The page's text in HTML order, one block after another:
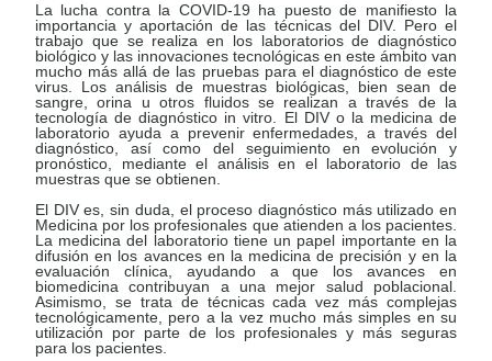
La lucha contra la COVID-19 ha puesto de manifiesto la
importancia y aportación de las técnicas del DIV. Pero el
trabajo que se realiza en los laboratorios de diagnóstico
biológico y las innovaciones tecnológicas en este ámbito van
mucho más allá de las pruebas para el diagnóstico de este
virus. Los análisis de muestras biológicas, bien sean de
sangre, orina u otros fluidos se realizan a través de la
tecnología de diagnóstico in vitro. El DIV o la medicina de
laboratorio ayuda a prevenir enfermedades, a través del
diagnóstico, así como del seguimiento en evolución y
pronóstico, mediante el análisis en el laboratorio de las
muestras que se obtienen.
El DIV es, sin duda, el proceso diagnóstico más utilizado en
Medicina por los profesionales que atienden a los pacientes.
La medicina del laboratorio tiene un papel importante en la
difusión en los avances en la medicina de precisión y en la
evaluación clínica, ayudando a que los avances en
biomedicina contribuyan a una mejor salud poblacional.
Asimismo, se trata de técnicas cada vez más complejas
tecnológicamente, pero a la vez mucho más simples en su
utilización por parte de los profesionales y más seguras
para los pacientes.